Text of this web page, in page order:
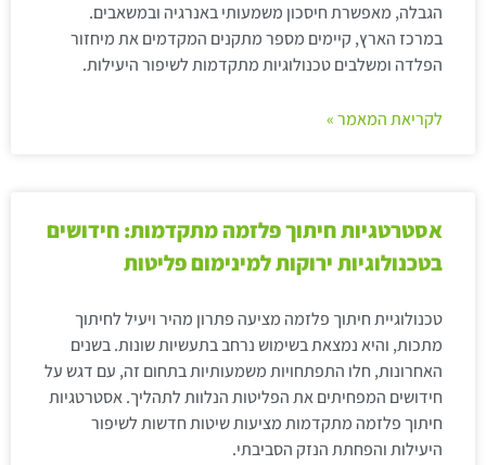
הגבלה, מאפשרת חיסכון משמעותי באנרגיה ובמשאבים.
במרכז הארץ, קיימים מספר מתקנים המקדמים את מיחזור
הפלדה ומשלבים טכנולוגיות מתקדמות לשיפור היעילות.
לקריאת המאמר »
אסטרטגיות חיתוך פלזמה מתקדמות: חידושים
בטכנולוגיות ירוקות למינימום פליטות
טכנולוגיית חיתוך פלזמה מציעה פתרון מהיר ויעיל לחיתוך
מתכות, והיא נמצאת בשימוש נרחב בתעשיות שונות. בשנים
האחרונות, חלו התפתחויות משמעותיות בתחום זה, עם דגש על
חידושים המפחיתים את הפליטות הנלוות לתהליך. אסטרטגיות
חיתוך פלזמה מתקדמות מציעות שיטות חדשות לשיפור
היעילות והפחתת הנזק הסביבתי.